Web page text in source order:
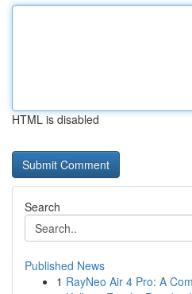
HTML is disabled
Search
Published News
1 RayNeo Air 4 Pro: A